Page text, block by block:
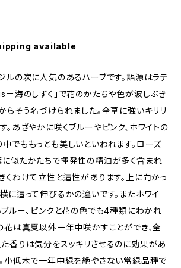
available
ルの次に人気のあるハーブです。語源はラテ
海のしずく」で花のかたちや色が波しぶき
らそう名づけられました。全草に強いキリリ
。あざやかに咲くブルーやピンク、ホワイトの
でももっとも美しいといわれます。ローズ
似たかたちで揮発性の精油が多く含まれ
くわけて立性と這性があります。上に向かっ
に這って伸びるかの違いです。またホワイ
ブルー、ピンクと花の色でも4種類にわかれ
花は真夏以外一年中咲かすことができ、全
香りは気分をスッキリさせるのに効果があ
小低木で一年中緑を絶やさない常緑品種で